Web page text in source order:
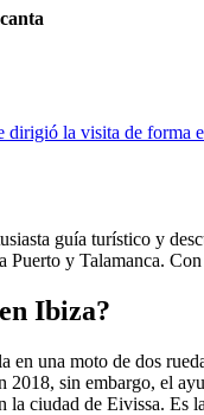
la visita de forma
guía turístico y
Puerto y Talamanca.
Ibiza?
en una moto de dos
2018, sin embargo, el
la ciudad de Eivissa. Es